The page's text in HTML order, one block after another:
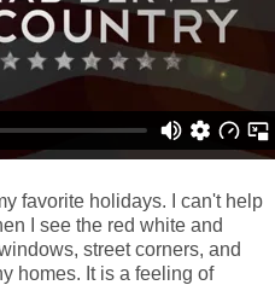
favorite holidays. I can't help
I see the red white and
street corners, and
homes. It is a feeling of